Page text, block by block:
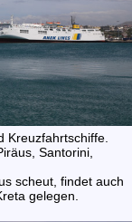
Kreuzfahrtschiffe.
Santorini,
scheut, findet auch
gelegen.